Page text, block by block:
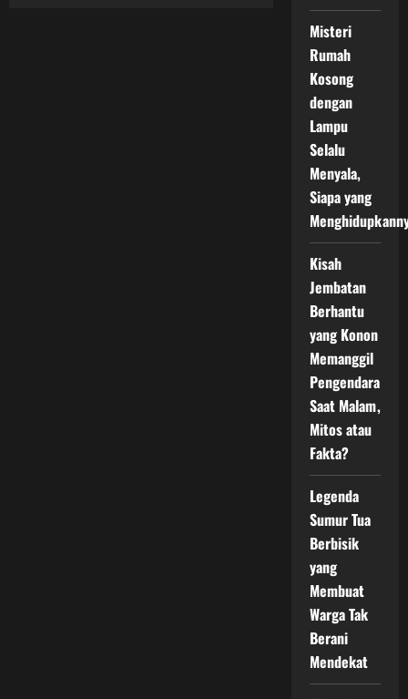
Misteri
Rumah
Kosong
dengan
Lampu
Selalu
Menyala,
Siapa yang
Kisah
Jembatan
Berhantu
yang Konon
Memanggil
Pengendara
Saat Malam,
Mitos atau
Fakta?
Legenda
Sumur Tua
Berbisik
yang
Membuat
Warga Tak
Berani
Mendekat